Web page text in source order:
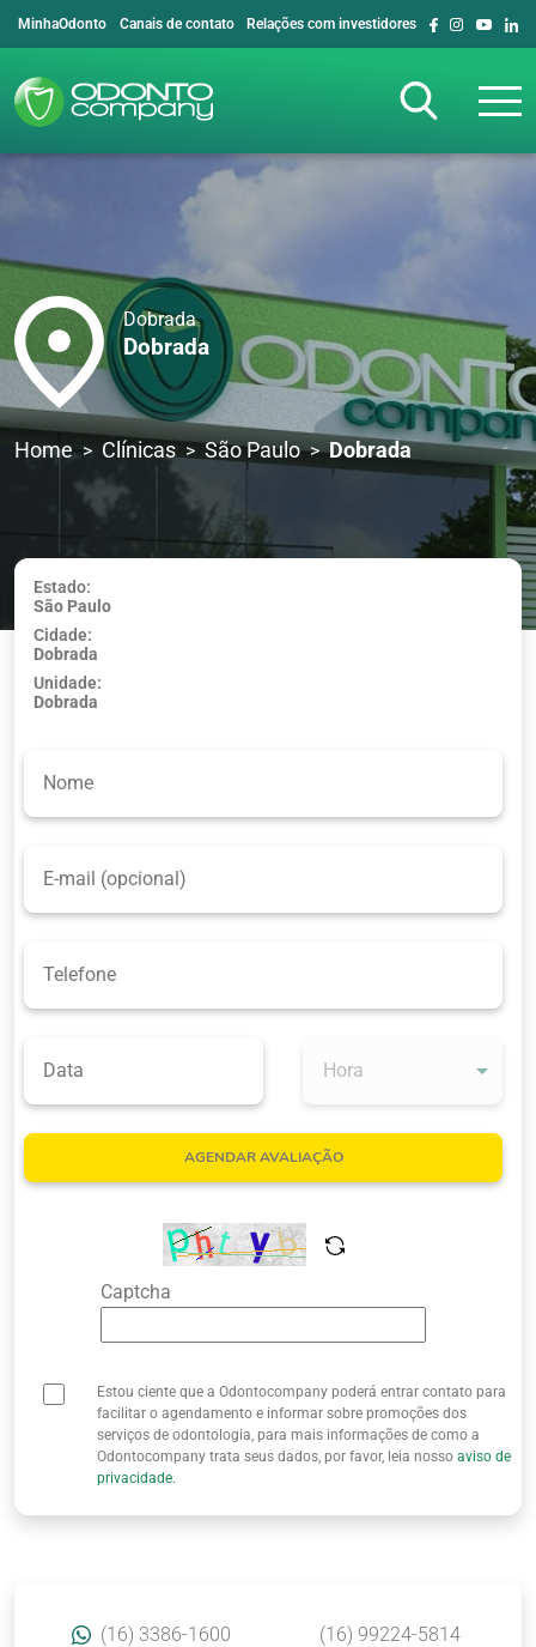
MinhaOdonto Canais de contato Relações com investidores
Quem Somos
Dobrada
Dobrada
Home Clínicas São Paulo Dobrada
Usar minha
localização
Estado:
São Paulo
Cidade:
Dobrada
Unidade:
Dobrada
AGENDAR AVALIAÇÃO
Captcha
Estou ciente que a Odontocompany poderá entrar contato para
facilitar o agendamento e informar sobre promoções dos
serviços de odontologia, para mais informações de como a
Odontocompany trata seus dados, por favor, leia nossoaviso de
privacidade.
(16) 3386-1600 (16) 99224-5814